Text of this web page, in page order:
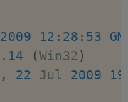
2009 12 : 28 : 53
.14 (Win32 )
, 22 Jul 2009 19